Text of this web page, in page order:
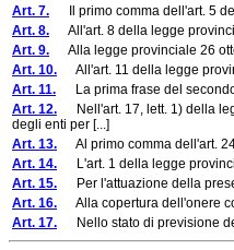
Art. 7. Il primo comma dell'art. 5
Art. 8. All'art. 8 della legge
Art. 9. Alla legge provinciale 26
Art. 10. All'art. 11 della legge
Art. 11. La prima frase del secondo
Art. 12. Nell'art. 17, lett. 1) della
degli enti per [...]
Art. 13. Al primo comma dell'art.
Art. 14. L'art. 1 della legge
Art. 15. Per l'attuazione della
Art. 16. Alla copertura dell'onere
Art. 17. Nello stato di previsione